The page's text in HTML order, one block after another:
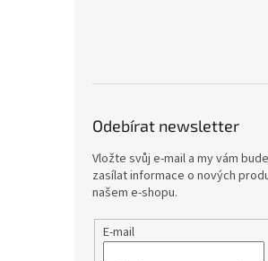
Odebírat newsletter
Vložte svůj e-mail a my vám
zasílat informace o nových
našem e-shopu.
E-mail